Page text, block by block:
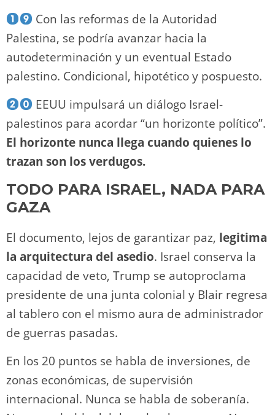
Con las reformas de la Autoridad
Palestina, se podría avanzar hacia la
autodeterminación y un eventual Estado
palestino. Condicional, hipotético y pospuesto.
EEUU impulsará un diálogo Israel-
palestinos para acordar “un horizonte político”.
El horizonte nunca llega cuando quienes lo
trazan son los verdugos.
TODO PARA ISRAEL, NADA PARA
GAZA
El documento, lejos de garantizar paz, legitima
la arquitectura del asedio. Israel conserva la
capacidad de veto, Trump se autoproclama
presidente de una junta colonial y Blair regresa
al tablero con el mismo aura de administrador
de guerras pasadas.
En los 20 puntos se habla de inversiones, de
zonas económicas, de supervisión
internacional. Nunca se habla de soberanía.